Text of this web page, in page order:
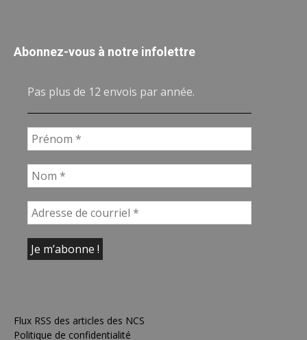
Abonnez-vous à notre infolettre
Pas plus de 12 envois par année.
Flux RSS des articles des NCS
Politique de confidentialité